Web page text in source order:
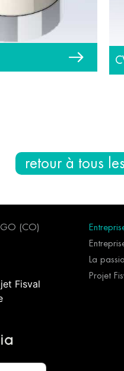
retour à tous
(CO)
Fisval
La
Projet